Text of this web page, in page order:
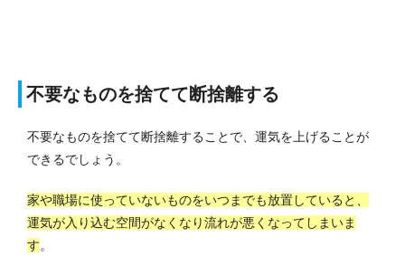
不要なものを捨てて断捨離する
不要なものを捨てて断捨離することで、運気を上げることが
できるでしょう。
家や職場に使っていないものをいつまでも放置していると、
運気が入り込む空間がなくなり流れが悪くなってしまいま
す。